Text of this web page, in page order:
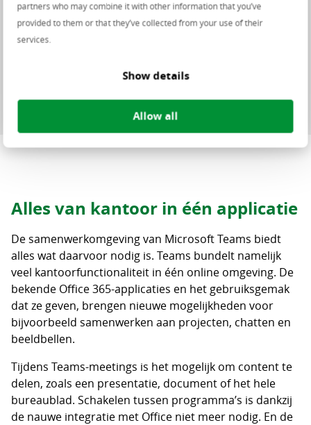
partners who may combine it with other information that you’ve
provided to them or that they’ve collected from your use of their
services.
Show details
Allow all
omgeving hier zo snel kon worden
uitgerold!”
Beleidsadviseur ICT bij
de gemeente Beek
Alles van kantoor in één applicatie
De samenwerkomgeving van Microsoft Teams biedt
alles wat daarvoor nodig is. Teams bundelt namelijk
veel kantoorfunctionaliteit in één online omgeving. De
bekende Office 365-applicaties en het gebruiksgemak
dat ze geven, brengen nieuwe mogelijkheden voor
bijvoorbeeld samenwerken aan projecten, chatten en
beeldbellen.
Tijdens Teams-meetings is het mogelijk om content te
delen, zoals een presentatie, document of het hele
bureaublad. Schakelen tussen programma’s is dankzij
de nauwe integratie met Office niet meer nodig. En de